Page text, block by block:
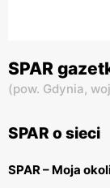
SPAR
(pow. Gdynia,
SPAR o sieci
SPAR – Moja